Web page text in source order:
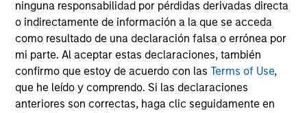
ninguna responsabilidad por pérdidas derivadas directa
o indirectamente de información a la que se acceda
como resultado de una declaración falsa o errónea por
mi parte. Al aceptar estas declaraciones, también
confirmo que estoy de acuerdo con lasTerms of Use,
que he leído y comprendo. Si las declaraciones
anteriores son correctas, haga clic seguidamente en
02-FEB-2026